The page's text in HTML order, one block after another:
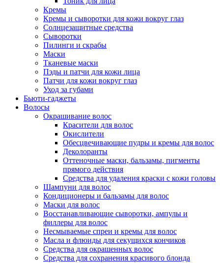
Кремы
Кремы и сыворотки для кожи вокруг глаз
Солнцезащитные средства
Сыворотки
Пилинги и скрабы
Маски
Тканевые маски
Пэды и патчи для кожи лица
Патчи для кожи вокруг глаз
Уход за губами
Бьюти-гаджеты
Волосы
Окрашивание волос
Красители для волос
Окислители
Обесцвечивающие пудры и кремы для волос
Деколоранты
Оттеночные маски, бальзамы, пигменты
прямого действия
Средства для удаления краски с кожи головы
Шампуни для волос
Кондиционеры и бальзамы для волос
Маски для волос
Восстанавливающие сыворотки, ампулы и
филлеры для волос
Несмываемые спреи и кремы для волос
Масла и флюиды для секущихся кончиков
Средства для окрашенных волос
Средства для сохранения красивого блонда